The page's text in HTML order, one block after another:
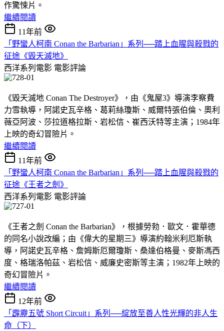
作驚悚片。
繼續閱讀
11年前
「野蠻人柯南 Conan the Barbarian」系列──踏上血腥與殺戮的
征途《毀天滅地》
西洋系列電影 電影評論
《毀天滅地 Conan The Destroyer》，由《鬼屋3》導演李察費
力雪執導，阿諾史瓦辛格、葛莉絲瓊斯、威爾特張伯倫、奧利
薇亞阿波、莎拉道格拉斯、岩松信、崔西沃特等主演；1984年
上映的奇幻冒險片。
繼續閱讀
11年前
「野蠻人柯南 Conan the Barbarian」系列──踏上血腥與殺戮的
征途《王者之劍》
西洋系列電影 電影評論
《王者之劍 Conan the Barbarian》，根據勞勃．歐文．霍華德
的同名小說改編；由《偉大的星期三》導演約翰米利厄斯執
導，阿諾史瓦辛格、詹姆斯厄爾瓊斯、桑達伯格曼、麥斯馮西
度、格瑞洛帕茲、岩松信、威廉史密斯等主演；1982年上映的
奇幻冒險片。
繼續閱讀
12年前
「霹靂五號 Short Circuit」系列──綻放至善人性光輝的非人生
命（下）